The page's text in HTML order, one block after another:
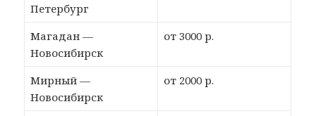
Петербург
Магадан —
Новосибирск
от 3000 р.
Мирный —
Новосибирск
от 2000 р.